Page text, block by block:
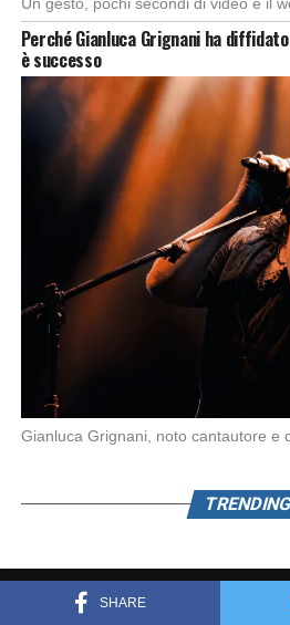
SHARE
Perché Gianluca Grignani ha
è successo